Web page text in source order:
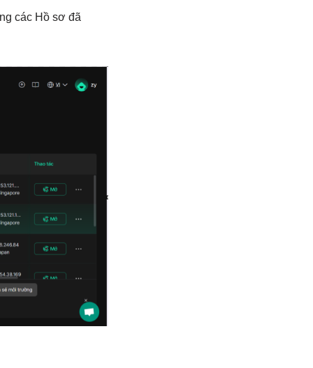
các Hồ sơ đã